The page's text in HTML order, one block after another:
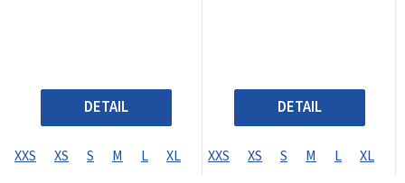
DETAIL
XXS XS S M L XL
DETAIL
XXS XS S M L XL